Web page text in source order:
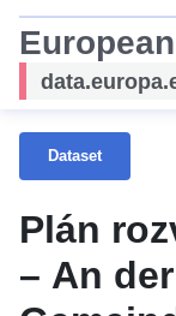
Dataset
Plán
– An